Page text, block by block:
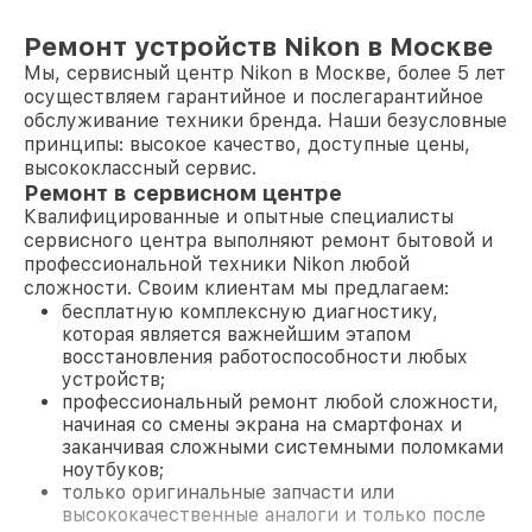
Ремонт устройств Nikon в Москве
Мы, сервисный центр Nikon в Москве, более 5 лет
осуществляем гарантийное и послегарантийное
обслуживание техники бренда. Наши безусловные
принципы: высокое качество, доступные цены,
высококлассный сервис.
Ремонт в сервисном центре
Квалифицированные и опытные специалисты
сервисного центра выполняют ремонт бытовой и
профессиональной техники Nikon любой
сложности. Своим клиентам мы предлагаем:
бесплатную комплексную диагностику,
которая является важнейшим этапом
восстановления работоспособности любых
устройств;
профессиональный ремонт любой сложности,
начиная со смены экрана на смартфонах и
заканчивая сложными системными поломками
ноутбуков;
только оригинальные запчасти или
высококачественные аналоги и только после